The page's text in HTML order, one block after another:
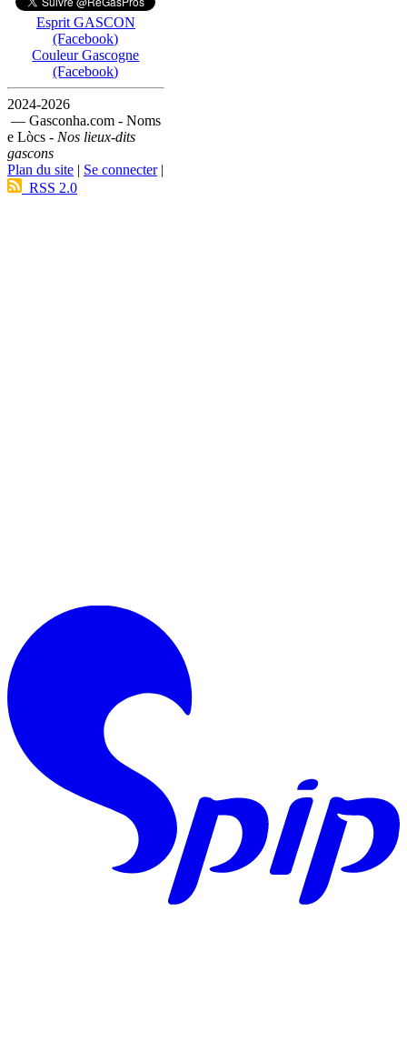
Esprit GASCON
(Facebook)
Couleur Gascogne
(Facebook)
2024-2026
— Gasconha.com - Noms
e Lòcs - Nos lieux-dits
gascons
Plan du site | Se connecter|
RSS 2.0